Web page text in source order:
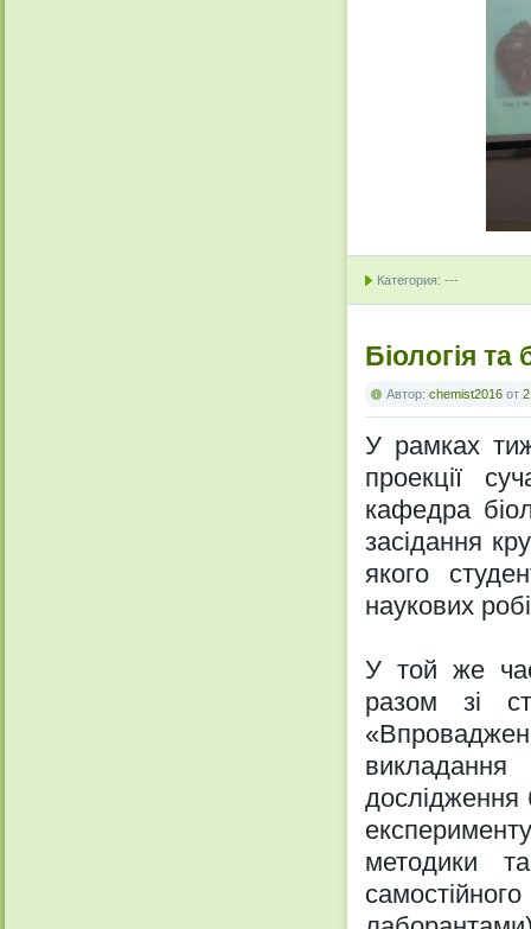
Категория: ---
Біологія та
Автор: chemist2016 от
У рамках
проекції
кафедра
засідання
якого
наукових
У той же час
разом зі
дослідження
методики